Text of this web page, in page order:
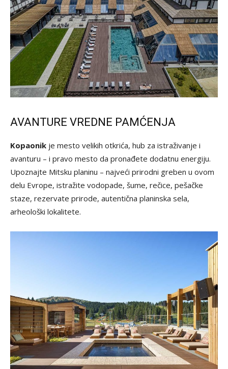
AVANTURE VREDNE PAMĆENJA
Kopaonik je mesto velikih otkrića, hub za istraživanje i
avanturu – i pravo mesto da pronađete dodatnu energiju.
Upoznajte Mitsku planinu – najveći prirodni greben u ovom
delu Evrope, istražite vodopade, šume, rečice, pešačke
staze, rezervate prirode, autentična planinska sela,
arheološki lokalitete.